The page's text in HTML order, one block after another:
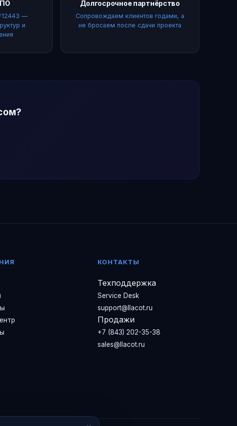
—
и
Долгосрочное партнёрство
Сопровождаем клиентов годами, а
не бросаем после сдачи проекта
КОНТАКТЫ
Техподдержка
Service Desk
support@llacot.ru
Продажи
+7 (843) 202-35-38
sales@llacot.ru